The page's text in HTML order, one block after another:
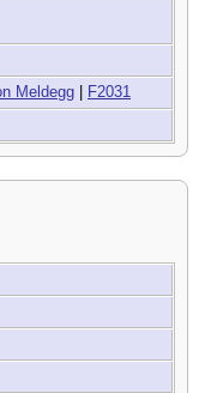
Meldegg | F2031